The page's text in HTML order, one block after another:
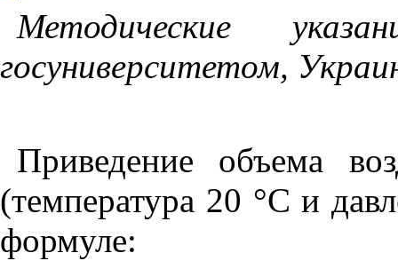
Методические
госуниверситетом,
Приведение объема
(температура 20 °С и
формуле: